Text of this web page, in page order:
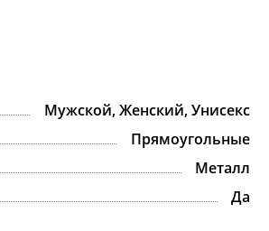
Мужской, Женский, Унисекс
Прямоугольные
Металл
Да